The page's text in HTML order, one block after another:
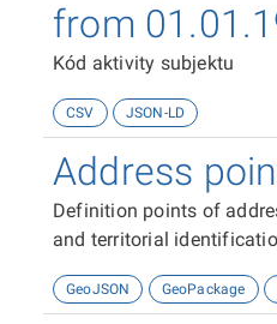
from
Kód aktivity subjektu
CSV JSON-LD
Address
Definition points of
and territorial
GeoJSON GeoPackage